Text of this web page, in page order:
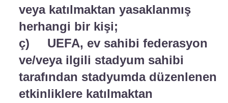
veya katılmaktan yasaklanmış
herhangi bir kişi;
ç) UEFA, ev sahibi federasyon
ve/veya ilgili stadyum sahibi
tarafından stadyumda düzenlenen
etkinliklere katılmaktan